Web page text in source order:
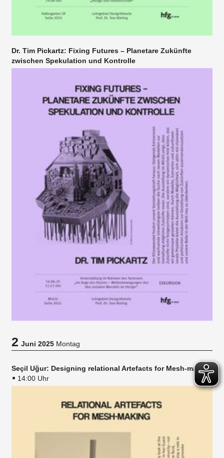
Dr. Tim Pickartz: Fixing Futures – Planetare Zukünfte
zwischen Spekulation und Kontrolle
2Juni 2025 Montag
Seçil Uğur: Designing relational Artefacts for Mesh-making
14:00 Uhr